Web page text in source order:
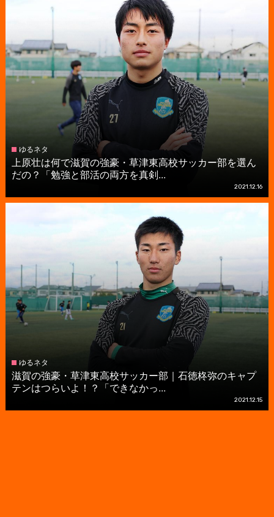
ゆるネタ
上原壮は何で滋賀の強豪・草津東高校サッカー部を選ん
だの？「勉強と部活の両方を真剣...
2021.12.16
ゆるネタ
滋賀の強豪・草津東高校サッカー部｜石徳柊弥のキャプ
テンはつらいよ！？「できなかっ...
2021.12.15